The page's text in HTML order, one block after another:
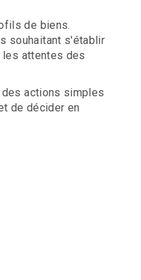
de biens.
souhaitant s'établir
les attentes des
actions simples
de décider en